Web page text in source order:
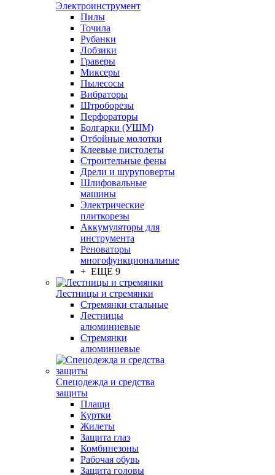
Электроинструмент
Пилы
Точила
Рубанки
Лобзики
Граверы
Миксеры
Пылесосы
Вибраторы
Штроборезы
Перфораторы
Болгарки (УШМ)
Отбойные молотки
Клеевые пистолеты
Строительные фены
Дрели и шуруповерты
Шлифовальные
машины
Электрические
плиткорезы
Аккумуляторы для
инструмента
Реноваторы
многофункциональные
+ ЕЩЕ 9
Лестницы и стремянки
Стремянки стальные
Лестницы
алюминиевые
Стремянки
алюминиевые
Спецодежда и средства
защиты
Плащи
Куртки
Жилеты
Защита глаз
Комбинезоны
Рабочая обувь
Защита головы